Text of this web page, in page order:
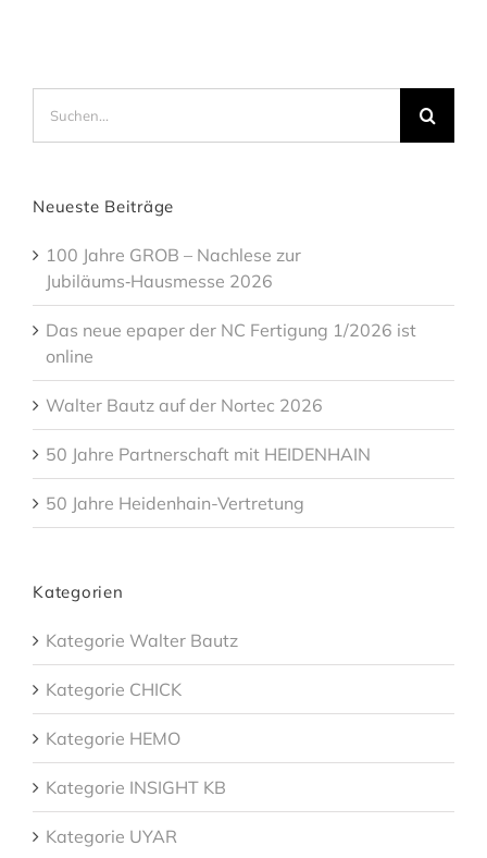
nach:
Neueste Beiträge
100 Jahre GROB – Nachlese zur
Jubiläums‑Hausmesse 2026
Das neue epaper der NC Fertigung 1/2026 ist
online
Walter Bautz auf der Nortec 2026
50 Jahre Partnerschaft mit HEIDENHAIN
50 Jahre Heidenhain-Vertretung
Kategorien
Kategorie Walter Bautz
Kategorie CHICK
Kategorie HEMO
Kategorie INSIGHT KB
Kategorie UYAR